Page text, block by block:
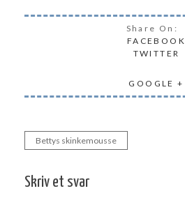
Share On:
FACEBOOK
TWITTER
GOOGLE +
Indlægsnavigation
Bettys skinkemousse
Skriv et svar